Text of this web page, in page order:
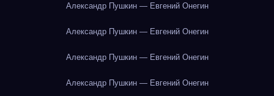
Александр Пушкин — Евгений Онегин
Александр Пушкин — Евгений Онегин
Александр Пушкин — Евгений Онегин
Александр Пушкин — Евгений Онегин